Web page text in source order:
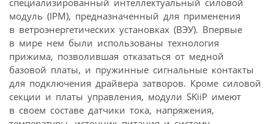
модуль (IPM), предназначенный для применения
в ветроэнергетических установках (ВЭУ). Впервые
в мире нем были использованы технология
прижима, позволившая отказаться от медной
базовой платы, и пружинные сигнальные контакты
для подключения драйвера затворов. Кроме силовой
секции и платы управления, модули SKiiP имеют
в своем составе датчики тока, напряжения,